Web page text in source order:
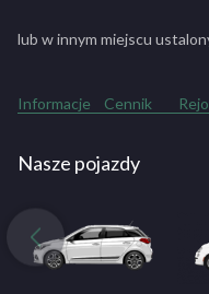
zaoszczędzić,
prawa jazdy z
zdawania w szkole
ZOBACZ PEŁNY OPIS
lub w innym miejscu
Informacje Cennik
Nasze pojazdy